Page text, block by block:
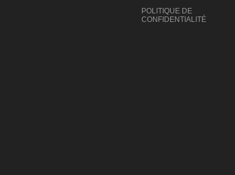
POLITIQUE DE
CONFIDENTIALITÉ